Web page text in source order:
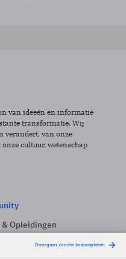
van ideeën en informatie
transformatie. Wij
verandert, van onze
cultuur, wetenschap
& Opleidingen